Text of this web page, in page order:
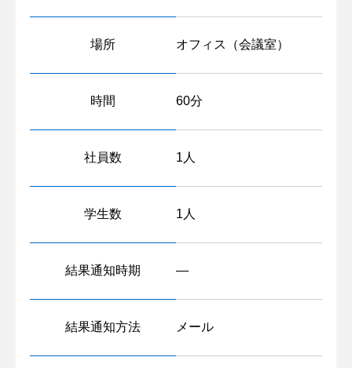
場所 オフィス（会議室）
時間 60分
社員数 1人
学生数 1人
結果通知時期 ―
結果通知方法 メール